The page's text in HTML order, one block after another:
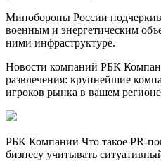
Минобороны России
военным и энергетическим
ними инфраструктуре.
Новости компаний РБК
развлечения: крупнейшие
игроков рынка в вашем регионе
РБК Компании Что такое PR-
бизнесу учитывать